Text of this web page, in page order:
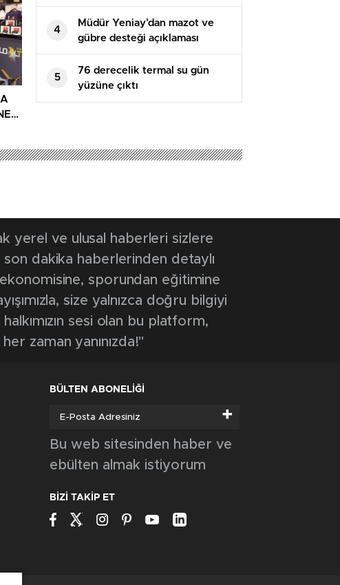
4
Müdür Yeniay’dan mazot ve
gübre desteği açıklaması
5
76 derecelik termal su gün
yüzüne çıktı
yerel ve ulusal haberleri sizlere
dakika haberlerinden detaylı
sporundan eğitimine
size yalnızca doğru bilgiyi
sesi olan bu platform,
zaman yanınızda!"
BÜLTEN ABONELİĞİ
+
Bu web sitesinden haber ve
ebülten almak istiyorum
BİZİ TAKİP ET